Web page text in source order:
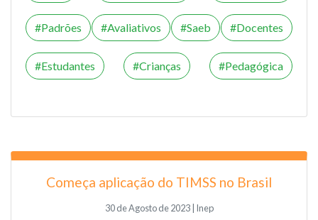
Padrões Avaliativos Saeb Docentes
Estudantes Crianças Pedagógica
Começa aplicação do TIMSS no Brasil
30 de Agosto de 2023 | Inep